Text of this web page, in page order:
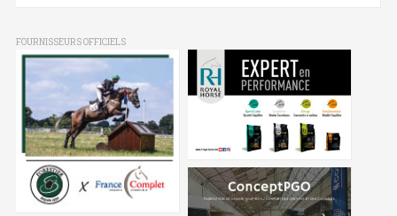
FOURNISSEURS OFFICIELS